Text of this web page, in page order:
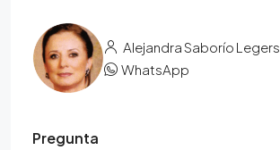
Alejandra Saborío Legers
WhatsApp
Pregunta